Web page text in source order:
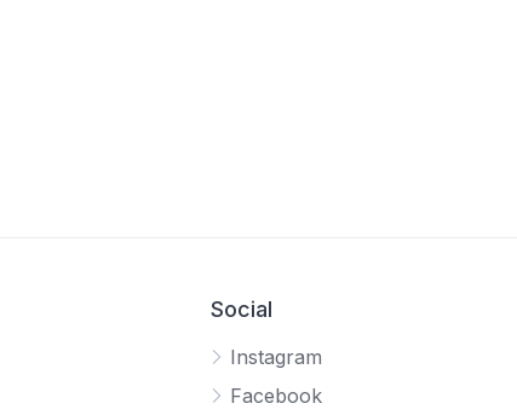
Social
Instagram
Facebook